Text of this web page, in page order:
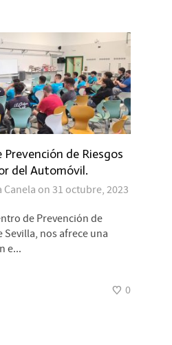
de Riesgos
del Automóvil.
Canela on 31 octubre, 2023
de Prevención de
Sevilla, nos afrece una
e...
0